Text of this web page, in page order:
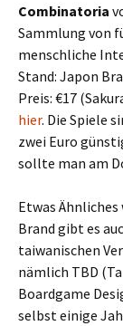
Combinatoria
Sammlung von
menschliche
Stand: Japon
Preis: €17
hier. Die Spiele
zwei Euro
sollte man am
Etwas Ähnliches
Brand gibt es
taiwanischen
nämlich TBD
Boardgame
selbst einige